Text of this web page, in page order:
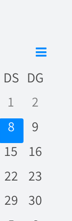
Vistes
de
Mes
DS DG
0
1
0
2
0
8
0
9
0
15
0
16
0
22
0
23
0
29
0
30